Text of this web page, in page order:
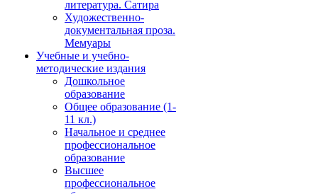
литература. Сатира
Художественно-
документальная проза.
Мемуары
Учебные и учебно-
методические издания
Дошкольное
образование
Общее образование (1-
11 кл.)
Начальное и среднее
профессиональное
образование
Высшее
профессиональное